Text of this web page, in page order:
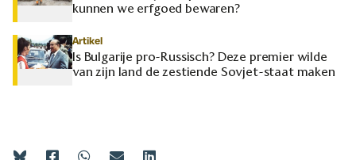
kunnen we erfgoed bewaren?
Artikel
Is Bulgarije pro-Russisch? Deze premier wilde
van zijn land de zestiende Sovjet-staat maken